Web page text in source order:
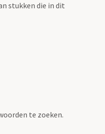
stukken die in dit
te zoeken.